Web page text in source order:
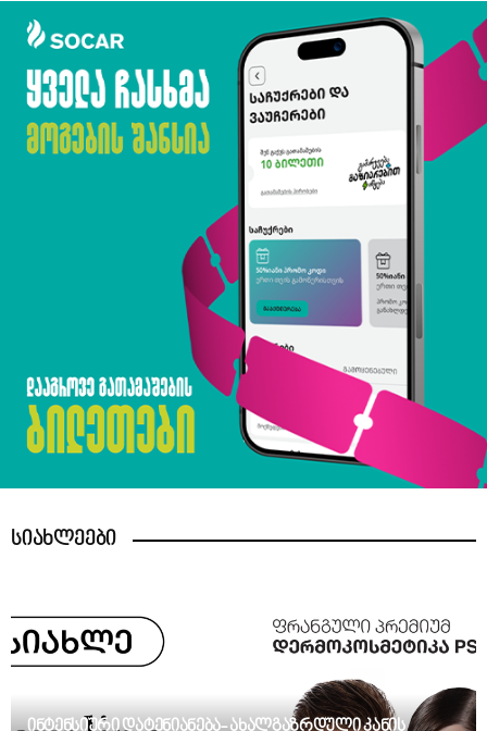
სიახლეები
ინტენსიური დატენიანება- ახალგაზრდული კანის